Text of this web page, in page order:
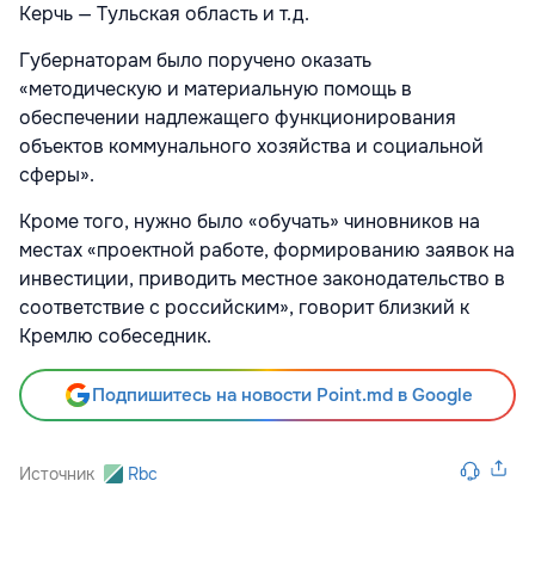
Керчь — Тульская область и т.д.
Губернаторам было поручено оказать
«методическую и материальную помощь в
обеспечении надлежащего функционирования
объектов коммунального хозяйства и социальной
сферы».
Кроме того, нужно было «обучать» чиновников на
местах «проектной работе, формированию заявок на
инвестиции, приводить местное законодательство в
соответствие с российским», говорит близкий к
Кремлю собеседник.
Подпишитесь на новости Point.md в Google
Источник Rbc